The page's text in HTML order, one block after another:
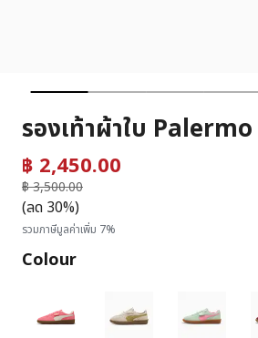
รองเท้าผ้าใบ Palermo
฿ 2,450.00
฿ 3,500.00
ถึง
(ลด 30%)
รวมภาษีมูลค่าเพิ่ม 7%
Colour